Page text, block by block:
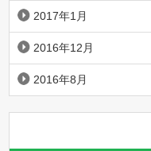
2017年1月
2016年12月
2016年8月